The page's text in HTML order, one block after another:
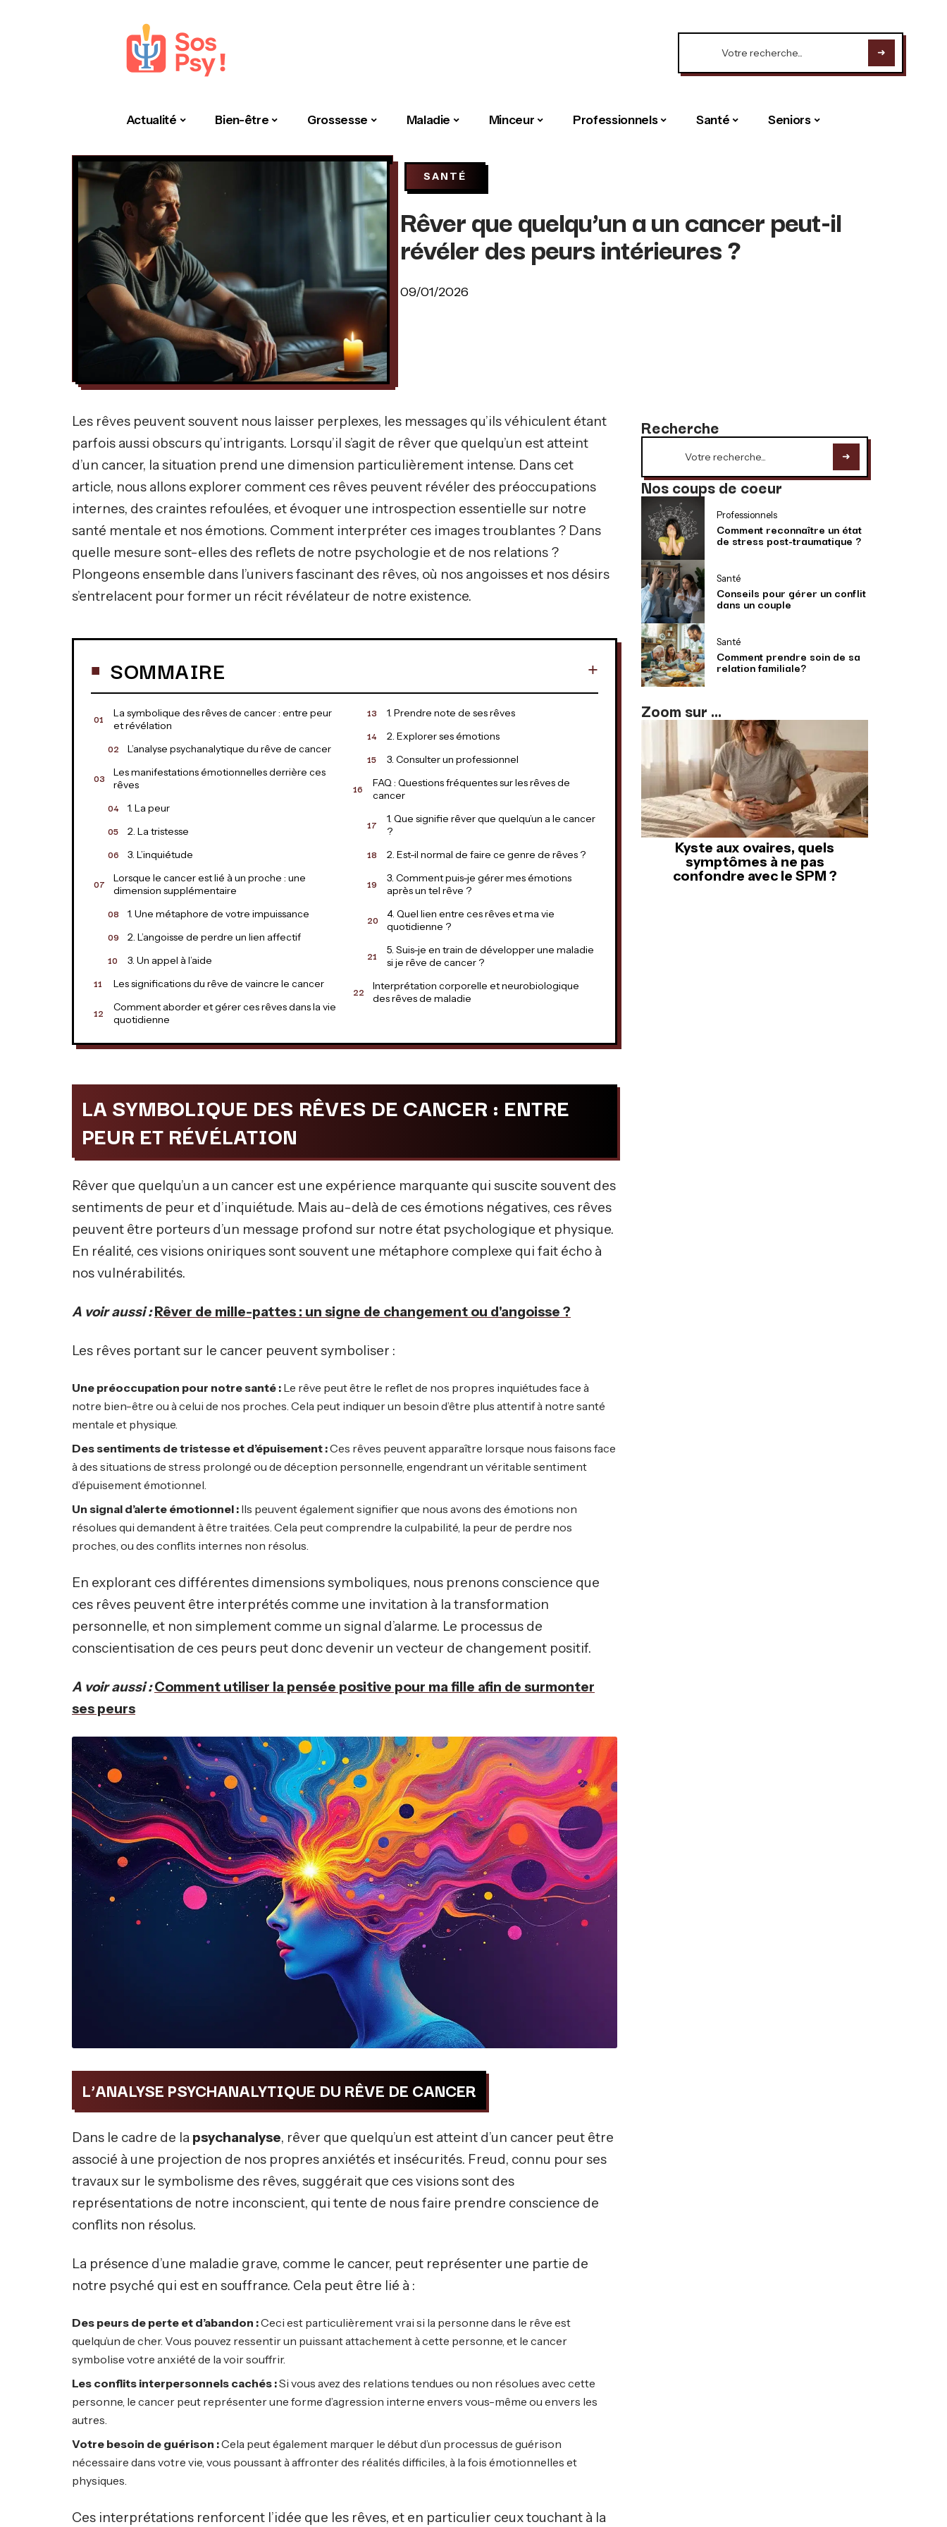
Actualité Bien-être Grossesse Maladie Minceur Professionnels Santé Seniors
SANTÉ
Rêver que quelqu’un a un cancer peut-il
révéler des peurs intérieures ?
09/01/2026
Les rêves peuvent souvent nous laisser perplexes, les messages qu’ils véhiculent étant
parfois aussi obscurs qu’intrigants. Lorsqu’il s’agit de rêver que quelqu’un est atteint
d’un cancer, la situation prend une dimension particulièrement intense. Dans cet
article, nous allons explorer comment ces rêves peuvent révéler des préoccupations
internes, des craintes refoulées, et évoquer une introspection essentielle sur notre
santé mentale et nos émotions. Comment interpréter ces images troublantes ? Dans
quelle mesure sont-elles des reflets de notre psychologie et de nos relations ?
Plongeons ensemble dans l’univers fascinant des rêves, où nos angoisses et nos désirs
s’entrelacent pour former un récit révélateur de notre existence.
SOMMAIRE
La symbolique des rêves de cancer : entre peur
et révélation
L’analyse psychanalytique du rêve de cancer
Les manifestations émotionnelles derrière ces
rêves
1. La peur
2. La tristesse
3. L’inquiétude
Lorsque le cancer est lié à un proche : une
dimension supplémentaire
1. Une métaphore de votre impuissance
2. L’angoisse de perdre un lien affectif
3. Un appel à l’aide
Les significations du rêve de vaincre le cancer
Comment aborder et gérer ces rêves dans la vie
quotidienne
1. Prendre note de ses rêves
2. Explorer ses émotions
3. Consulter un professionnel
FAQ : Questions fréquentes sur les rêves de
cancer
1. Que signifie rêver que quelqu’un a le cancer
?
2. Est-il normal de faire ce genre de rêves ?
3. Comment puis-je gérer mes émotions
après un tel rêve ?
4. Quel lien entre ces rêves et ma vie
quotidienne ?
5. Suis-je en train de développer une maladie
si je rêve de cancer ?
Interprétation corporelle et neurobiologique
des rêves de maladie
LA SYMBOLIQUE DES RÊVES DE CANCER : ENTRE
PEUR ET RÉVÉLATION
Rêver que quelqu’un a un cancer est une expérience marquante qui suscite souvent des
sentiments de peur et d’inquiétude. Mais au-delà de ces émotions négatives, ces rêves
peuvent être porteurs d’un message profond sur notre état psychologique et physique.
En réalité, ces visions oniriques sont souvent une métaphore complexe qui fait écho à
nos vulnérabilités.
A voir aussi : Rêver de mille-pattes : un signe de changement ou d'angoisse ?
Les rêves portant sur le cancer peuvent symboliser :
Une préoccupation pour notre santé : Le rêve peut être le reflet de nos propres inquiétudes face à
notre bien-être ou à celui de nos proches. Cela peut indiquer un besoin d’être plus attentif à notre santé
mentale et physique.
Des sentiments de tristesse et d’épuisement :Ces rêves peuvent apparaître lorsque nous faisons face
à des situations de stress prolongé ou de déception personnelle, engendrant un véritable sentiment
d’épuisement émotionnel.
Un signal d’alerte émotionnel : Ils peuvent également signifier que nous avons des émotions non
résolues qui demandent à être traitées. Cela peut comprendre la culpabilité, la peur de perdre nos
proches, ou des conflits internes non résolus.
En explorant ces différentes dimensions symboliques, nous prenons conscience que
ces rêves peuvent être interprétés comme une invitation à la transformation
personnelle, et non simplement comme un signal d’alarme. Le processus de
conscientisation de ces peurs peut donc devenir un vecteur de changement positif.
A voir aussi : Comment utiliser la pensée positive pour ma fille afin de surmonter
ses peurs
L’ANALYSE PSYCHANALYTIQUE DU RÊVE DE CANCER
Dans le cadre de la psychanalyse, rêver que quelqu’un est atteint d’un cancer peut être
associé à une projection de nos propres anxiétés et insécurités. Freud, connu pour ses
travaux sur le symbolisme des rêves, suggérait que ces visions sont des
représentations de notre inconscient, qui tente de nous faire prendre conscience de
conflits non résolus.
La présence d’une maladie grave, comme le cancer, peut représenter une partie de
notre psyché qui est en souffrance. Cela peut être lié à :
Des peurs de perte et d’abandon :Ceci est particulièrement vrai si la personne dans le rêve est
quelqu’un de cher. Vous pouvez ressentir un puissant attachement à cette personne, et le cancer
symbolise votre anxiété de la voir souffrir.
Les conflits interpersonnels cachés :Si vous avez des relations tendues ou non résolues avec cette
personne, le cancer peut représenter une forme d’agression interne envers vous-même ou envers les
autres.
Votre besoin de guérison :Cela peut également marquer le début d’un processus de guérison
nécessaire dans votre vie, vous poussant à affronter des réalités difficiles, à la fois émotionnelles et
physiques.
Ces interprétations renforcent l’idée que les rêves, et en particulier ceux touchant à la
Recherche
Nos coups de coeur
Professionnels
Comment reconnaître un état
de stress post-traumatique ?
Santé
Conseils pour gérer un conflit
dans un couple
Santé
Comment prendre soin de sa
relation familiale?
Zoom sur ...
Kyste aux ovaires, quels
symptômes à ne pas
confondre avec le SPM ?